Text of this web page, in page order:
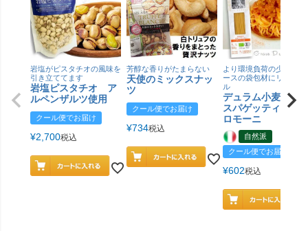
岩塩がピスタチオの風味を
引き立ててます
岩塩ピスタチオ ア
ルペンザルツ使用
クール便でお届け
¥2,700税込
芳醇な香りがたまらない
天使のミックスナッ
ツ
クール便でお届け
¥734税込
より環境負荷の少ない紙
ースの袋包材にリニュー
ル
デュラム小麦 有
スパゲッティ／ジ
ロモーニ
自然派
クール便でお届け
¥602税込